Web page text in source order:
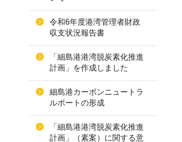
令和6年度港湾管理者財政
収支状況報告書
「細島港港湾脱炭素化推進
計画」を作成しました
細島港カーボンニュートラ
ルポートの形成
「細島港港湾脱炭素化推進
計画」（素案）に関する意